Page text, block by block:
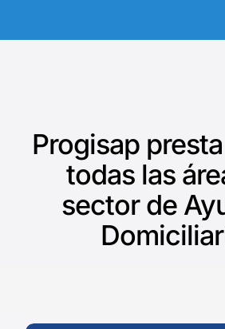
Progisap
todas las
sector de